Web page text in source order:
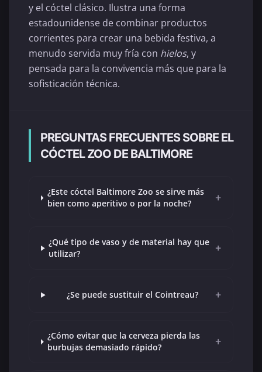
y el cóctel clásico. Ilustra una forma
estadounidense de combinar productos
corrientes para crear una bebida festiva, a
menudo servida muy fría con hielos, y
pensada para la convivencia más que para la
sofisticación técnica.
PREGUNTAS FRECUENTES SOBRE EL
CÓCTEL ZOO DE BALTIMORE
¿Este cóctel Baltimore Zoo se sirve más
bien como aperitivo o por la noche?
+
¿Qué tipo de vaso y de material hay que
utilizar?
+
¿Se puede sustituir el Cointreau? +
¿Cómo evitar que la cerveza pierda las
burbujas demasiado rápido?
+